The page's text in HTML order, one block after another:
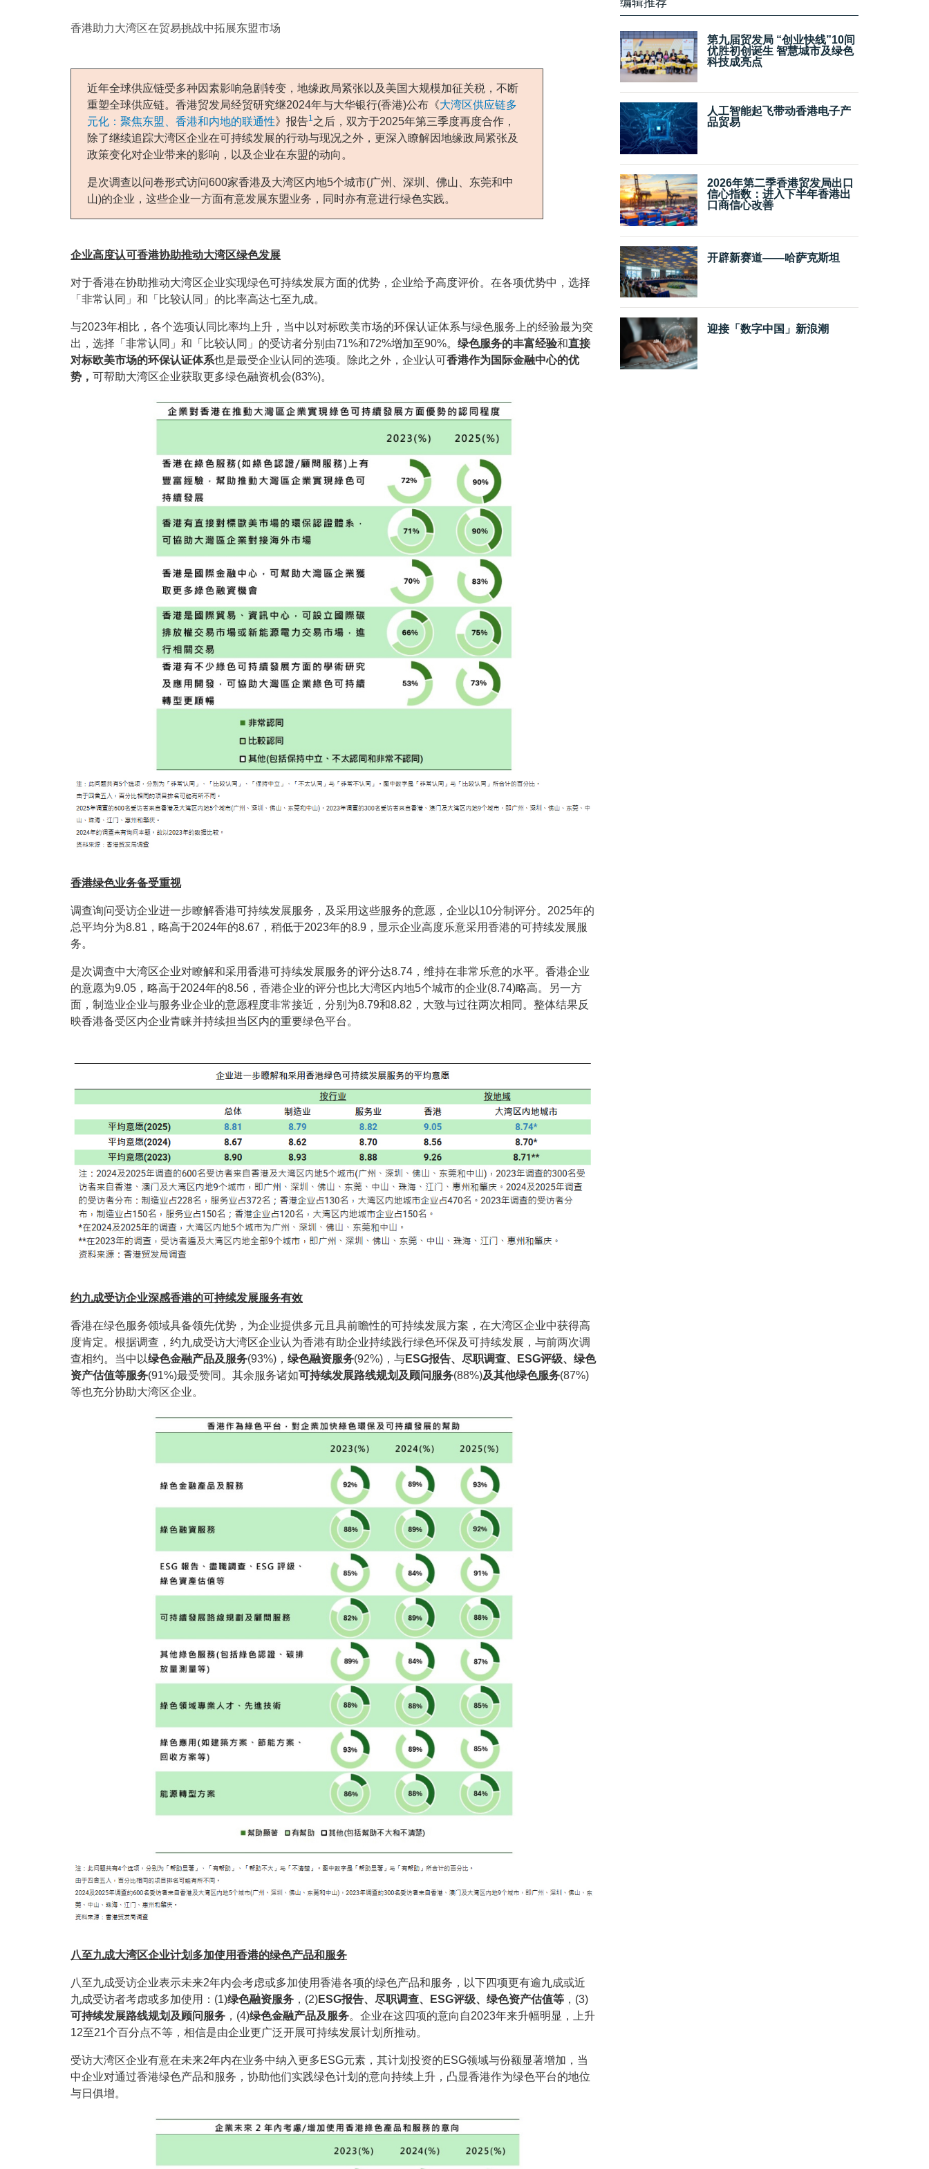
香港助力大湾区在贸易挑战中拓展东盟市场
近年全球供应链受多种因素影响急剧转变，地缘政局紧张以及美国大规模加征关税，不断
重塑全球供应链。香港贸发局经贸研究继2024年与大华银行(香港)公布《大湾区供应链多
元化：聚焦东盟、香港和内地的联通性》报告1 之后，双方于2025年第三季度再度合作，
除了继续追踪大湾区企业在可持续发展的行动与现况之外，更深入瞭解因地缘政局紧张及
政策变化对企业带来的影响，以及企业在东盟的动向。
是次调查以问卷形式访问600家香港及大湾区内地5个城市(广州、深圳、佛山、东莞和中
山)的企业，这些企业一方面有意发展东盟业务，同时亦有意进行绿色实践。
企业高度认可香港协助推动大湾区绿色发展
对于香港在协助推动大湾区企业实现绿色可持续发展方面的优势，企业给予高度评价。在各项优势中，选择
「非常认同」和「比较认同」的比率高达七至九成。
与2023年相比，各个选项认同比率均上升，当中以对标欧美市场的环保认证体系与绿色服务上的经验最为突
出，选择「非常认同」和「比较认同」的受访者分别由71%和72%增加至90%。 绿色服务的丰富经验和直接
对标欧美市场的环保认证体系也是最受企业认同的选项。除此之外，企业认可香港作为国际金融中心的优
势， 可帮助大湾区企业获取更多绿色融资机会(83%)。
香港绿色业务备受重视
调查询问受访企业进一步瞭解香港可持续发展服务，及采用这些服务的意愿，企业以10分制评分。2025年的
总平均分为8.81，略高于2024年的8.67，稍低于2023年的8.9，显示企业高度乐意采用香港的可持续发展服
务。
是次调查中大湾区企业对瞭解和采用香港可持续发展服务的评分达8.74，维持在非常乐意的水平。香港企业
的意愿为9.05，略高于2024年的8.56，香港企业的评分也比大湾区内地5个城市的企业(8.74)略高。另一方
面，制造业企业与服务业企业的意愿程度非常接近，分别为8.79和8.82，大致与过往两次相同。整体结果反
映香港备受区内企业青睐并持续担当区内的重要绿色平台。
约九成受访企业深感香港的可持续发展服务有效
香港在绿色服务领域具备领先优势，为企业提供多元且具前瞻性的可持续发展方案，在大湾区企业中获得高
度肯定。根据调查，约九成受访大湾区企业认为香港有助企业持续践行绿色环保及可持续发展，与前两次调
查相约。当中以绿色金融产品及服务(93%)， 绿色融资服务(92%)，与ESG报告、尽职调查、ESG评级、绿色
资产估值等服务(91%)最受赞同。其余服务诸如可持续发展路线规划及顾问服务(88%)及其他绿色服务(87%)
等也充分协助大湾区企业。
八至九成大湾区企业计划多加使用香港的绿色产品和服务
八至九成受访企业表示未来2年内会考虑或多加使用香港各项的绿色产品和服务，以下四项更有逾九成或近
九成受访者考虑或多加使用：(1)绿色融资服务 ，(2)ESG报告、尽职调查、ESG评级、绿色资产估值等 ，(3)
可持续发展路线规划及顾问服务 ，(4)绿色金融产品及服务。企业在这四项的意向自2023年来升幅明显，上升
12至21个百分点不等，相信是由企业更广泛开展可持续发展计划所推动。
受访大湾区企业有意在未来2年内在业务中纳入更多ESG元素，其计划投资的ESG领域与份额显著增加，当
中企业对通过香港绿色产品和服务，协助他们实践绿色计划的意向持续上升，凸显香港作为绿色平台的地位
与日俱增。
第九届贸发局 “创业快线”10间
优胜初创诞生 智慧城市及绿色
科技成亮点
人工智能起飞带动香港电子产
品贸易
2026年第二季香港贸发局出口
信心指数：进入下半年香港出
口商信心改善
开辟新赛道——哈萨克斯坦
迎接「数字中国」新浪潮